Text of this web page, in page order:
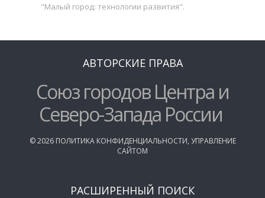
"Малый город: технологии развития".
АВТОРСКИЕ ПРАВА
Союз городов Центра и
Северо-Запада России
©2026 ПОЛИТИКА КОНФИДЕНЦИАЛЬНОСТИ, УПРАВЛЕНИЕ
САЙТОМ
РАСШИРЕННЫЙ ПОИСК